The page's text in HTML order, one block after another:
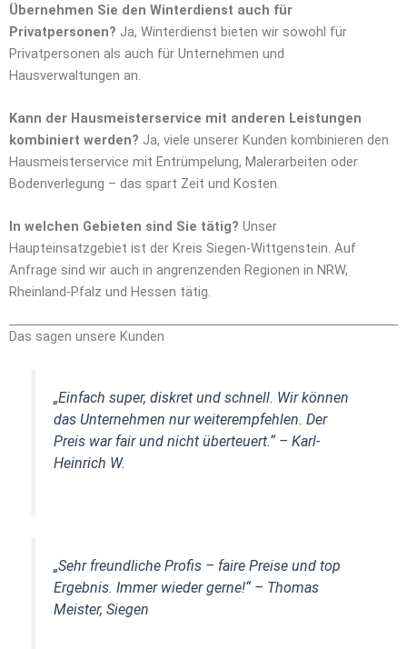
Übernehmen Sie den Winterdienst auch für
Privatpersonen? Ja, Winterdienst bieten wir sowohl für
Privatpersonen als auch für Unternehmen und
Hausverwaltungen an.
Kann der Hausmeisterservice mit anderen Leistungen
kombiniert werden? Ja, viele unserer Kunden kombinieren den
Hausmeisterservice mit Entrümpelung, Malerarbeiten oder
Bodenverlegung – das spart Zeit und Kosten.
In welchen Gebieten sind Sie tätig? Unser
Haupteinsatzgebiet ist der Kreis Siegen-Wittgenstein. Auf
Anfrage sind wir auch in angrenzenden Regionen in NRW,
Rheinland-Pfalz und Hessen tätig.
Das sagen unsere Kunden
„Einfach super, diskret und schnell. Wir können
das Unternehmen nur weiterempfehlen. Der
Preis war fair und nicht überteuert.“– Karl-
Heinrich W.
„Sehr freundliche Profis – faire Preise und top
Ergebnis. Immer wieder gerne!“ – Thomas
Meister, Siegen